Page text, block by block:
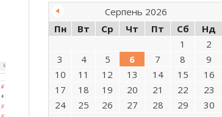
Серпень 2026
Пн
Вт Ср Чт Пт Сб
Нд
1
2
3
4 5 6 7 8
9
10
11 12 13 14 15
16
17
18 19 20 21 22
23
24
25 26 27 28 29
30